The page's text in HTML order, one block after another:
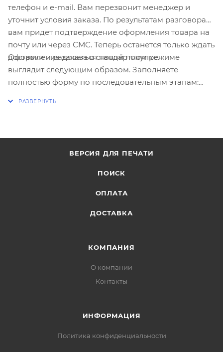
телефон и e-mail. Вам перезвонит менеджер и
уточнит условия заказа. По результатам разговора
вам придет подтверждение оформления товара на
почту или через СМС. Теперь останется только ждать
доставки и радоваться новой покупке.
Оформление заказа в стандартном режиме
выглядит следующим образом. Заполняете
полностью форму по последовательным этапам:
ВЕРСИЯ ДЛЯ ПЕЧАТИ
ПОИСК
ОПЛАТА
ДОСТАВКА
КОМПАНИЯ
О компании
Контакты
ИНФОРМАЦИЯ
Политика конфиденциальности